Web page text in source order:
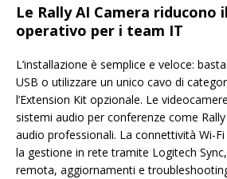
Le Rally AI Camera riducono
operativo per i team IT
L’installazione è semplice e veloce:
USB o utilizzare un unico cavo di
l’Extension Kit opzionale. Le
sistemi audio per conferenze come
audio professionali. La connettività Wi-
la gestione in rete tramite Logitech
remota, aggiornamenti e